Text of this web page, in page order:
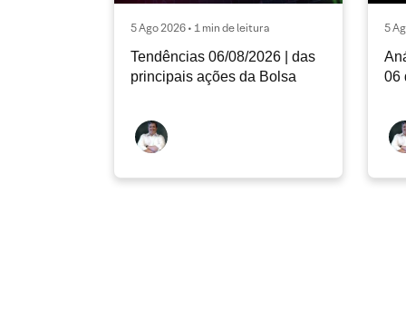
5 Ago 2026 • 1 min de leitura
Tendências 06/08/2026 | das
principais ações da Bolsa
5
06